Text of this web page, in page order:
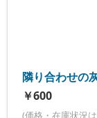
隣り合わせの
￥600
(価格・在庫状況